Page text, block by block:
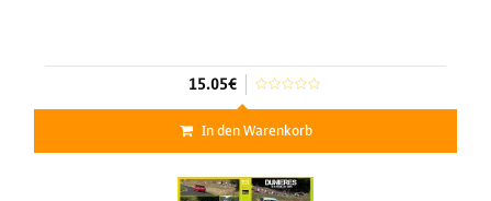
15.05€
In den Warenkorb